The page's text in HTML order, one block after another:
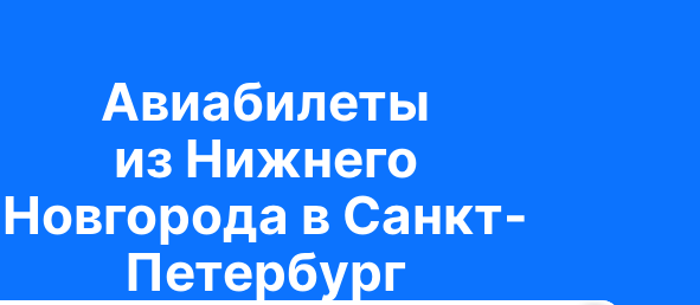
Авиабилеты
из Нижнего
Новгорода в Санкт-
Петербург